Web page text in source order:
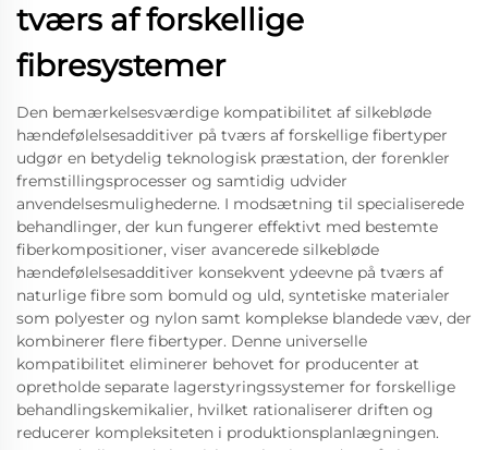
tværs af forskellige
fibresystemer
Den bemærkelsesværdige kompatibilitet af silkebløde
hændefølelsesadditiver på tværs af forskellige fibertyper
udgør en betydelig teknologisk præstation, der forenkler
fremstillingsprocesser og samtidig udvider
anvendelsesmulighederne. I modsætning til specialiserede
behandlinger, der kun fungerer effektivt med bestemte
fiberkompositioner, viser avancerede silkebløde
hændefølelsesadditiver konsekvent ydeevne på tværs af
naturlige fibre som bomuld og uld, syntetiske materialer
som polyester og nylon samt komplekse blandede væv, der
kombinerer flere fibertyper. Denne universelle
kompatibilitet eliminerer behovet for producenter at
opretholde separate lagerstyringssystemer for forskellige
behandlingskemikalier, hvilket rationaliserer driften og
reducerer kompleksiteten i produktionsplanlægningen.